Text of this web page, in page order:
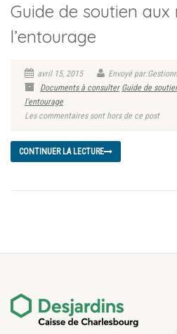
Guide de soutien
l’entourage
avril 15, 2015
Envoyé
Documents à consulter Guide de
l'entourage
Les commentaires sont hors de ce post
CONTINUER LA LECTURE